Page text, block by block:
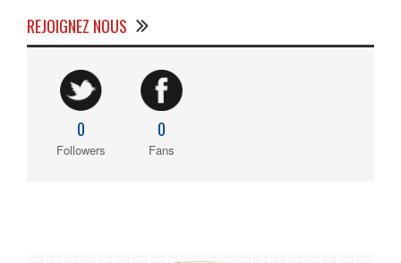
REJOIGNEZ NOUS
0
Followers
0
Fans